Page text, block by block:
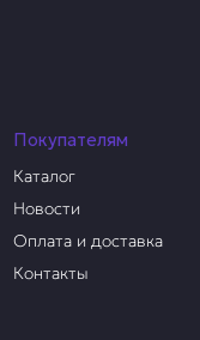
Покупателям
Каталог
Новости
Оплата и доставка
Контакты